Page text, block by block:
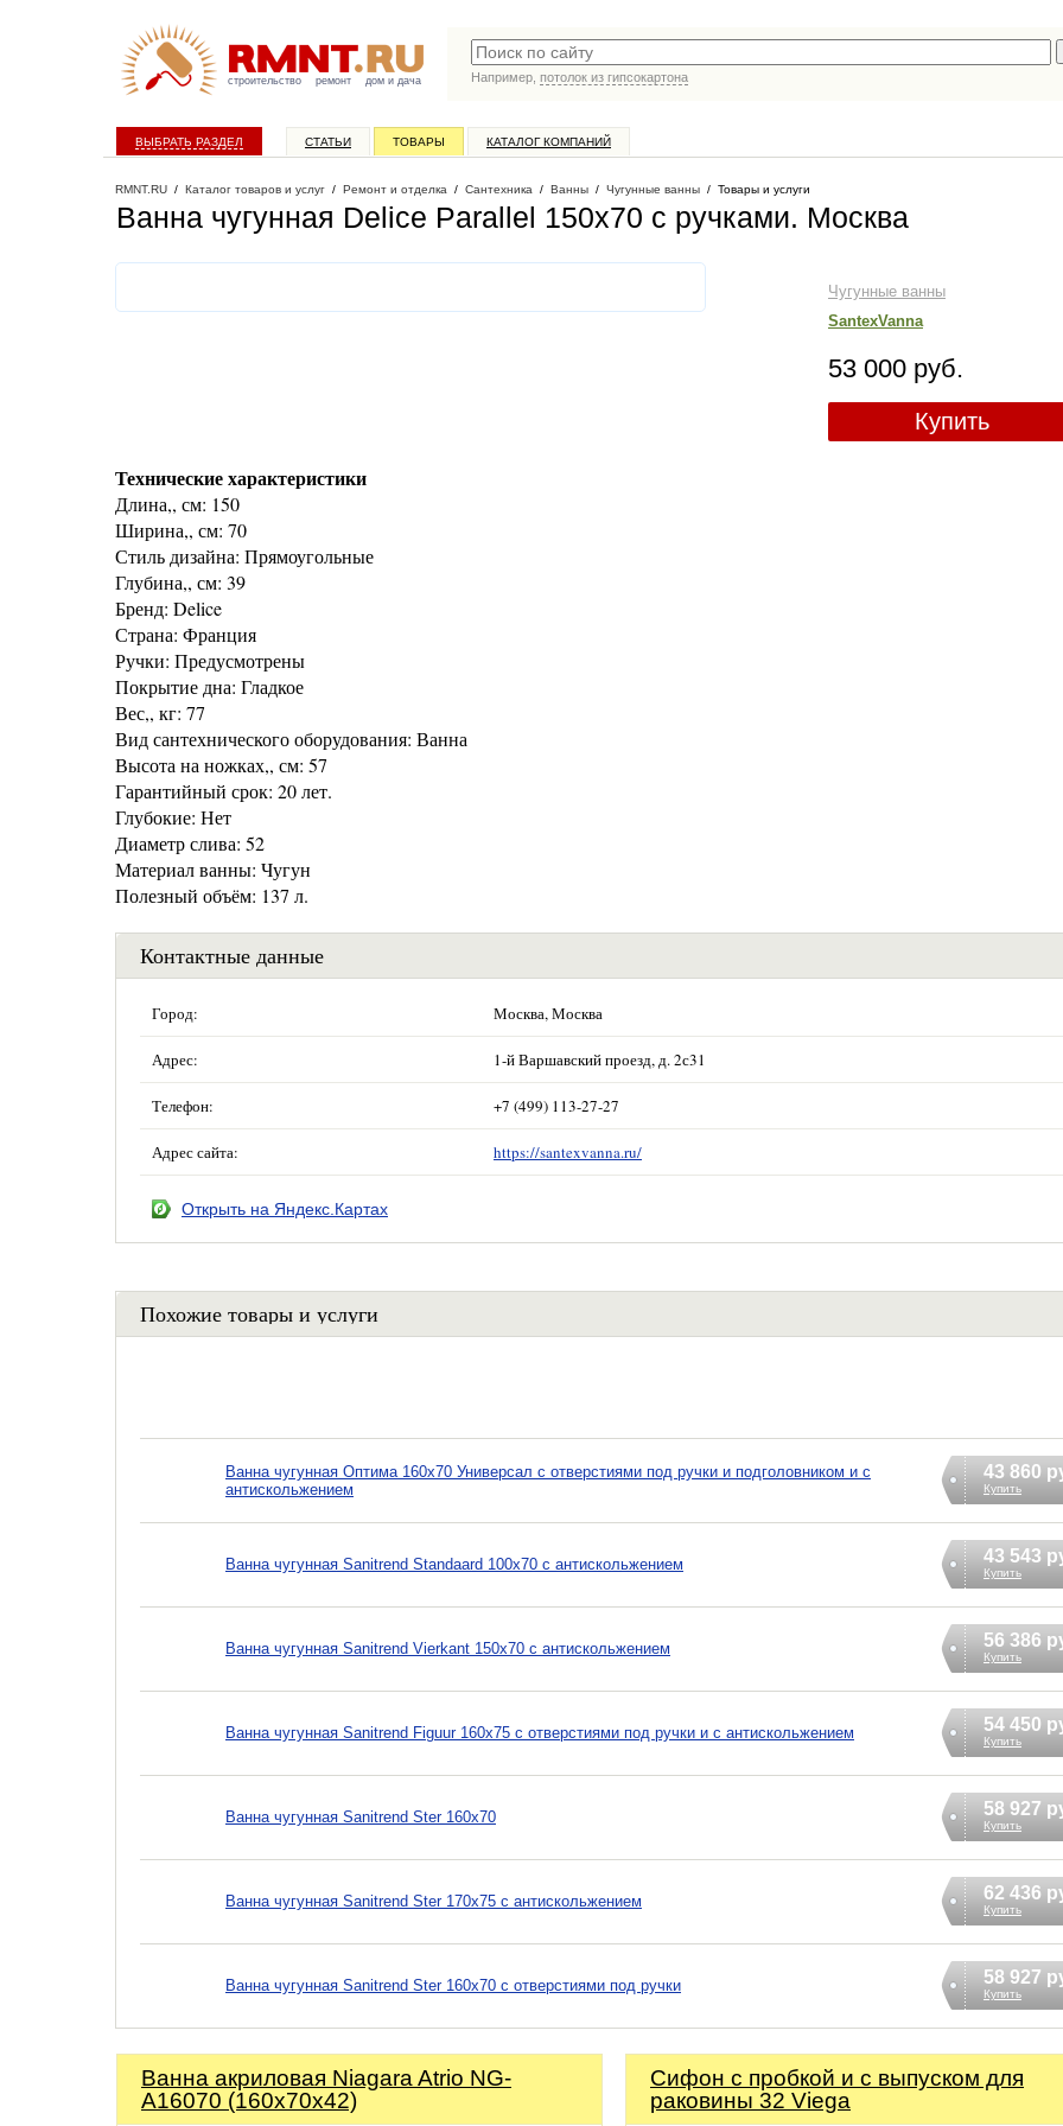
строительство ремонт дом и дача Например, потолок из гипсокартона
ВЫБРАТЬ РАЗДЕЛ СТАТЬИ ТОВАРЫ КАТАЛОГ КОМПАНИЙ
RMNT.RU / Каталог товаров и услуг / Ремонт и отделка / Сантехника / Ванны / Чугунные ванны / Товары и услуги
Ванна чугунная Delice Parallel 150x70 с ручками. Москва
Чугунные ванны
SantexVanna
53 000 руб.
Купить
Технические характеристики
Длина,, см: 150
Ширина,, см: 70
Стиль дизайна: Прямоугольные
Глубина,, см: 39
Бренд: Delice
Страна: Франция
Ручки: Предусмотрены
Покрытие дна: Гладкое
Вес,, кг: 77
Вид сантехнического оборудования: Ванна
Высота на ножках,, см: 57
Гарантийный срок: 20 лет.
Глубокие: Нет
Диаметр слива: 52
Материал ванны: Чугун
Полезный объём: 137 л.
Контактные данные
Город: Москва, Москва
Адрес: 1-й Варшавский проезд, д. 2с31
Телефон: +7 (499) 113-27-27
Адрес сайта: https://santexvanna.ru/
Открыть на Яндекс.Картах
Похожие товары и услуги
Ванна чугунная Оптима 160х70 Универсал с отверстиями под ручки и подголовником и с
антискольжением
43 860
Купить
Ванна чугунная Sanitrend Standaard 100х70 с антискольжением 43 543
Купить
Ванна чугунная Sanitrend Vierkant 150х70 с антискольжением 56 386
Купить
Ванна чугунная Sanitrend Figuur 160х75 с отверстиями под ручки и с антискольжением 54 450
Купить
Ванна чугунная Sanitrend Ster 160х70 58 927
Купить
Ванна чугунная Sanitrend Ster 170х75 с антискольжением 62 436
Купить
Ванна чугунная Sanitrend Ster 160х70 с отверстиями под ручки 58 927
Купить
Ванна акриловая Niagara Atrio NG-
A16070 (160х70х42)
Сифoн с пробкой и с выпуском для
раковины 32 Viega